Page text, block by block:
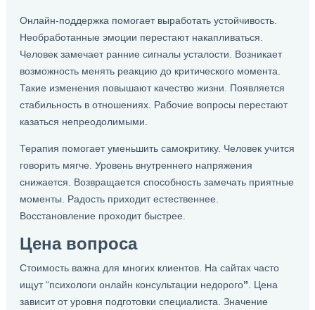
Онлайн-поддержка помогает выработать устойчивость.
Необработанные эмоции перестают накапливаться.
Человек замечает ранние сигналы усталости. Возникает
возможность менять реакцию до критического момента.
Такие изменения повышают качество жизни. Появляется
стабильность в отношениях. Рабочие вопросы перестают
казаться непреодолимыми.
Терапия помогает уменьшить самокритику. Человек учится
говорить мягче. Уровень внутреннего напряжения
снижается. Возвращается способность замечать приятные
моменты. Радость приходит естественнее.
Восстановление проходит быстрее.
Цена вопроса
Стоимость важна для многих клиентов. На сайтах часто
ищут “психологи онлайн консультации недорого” . Цена
зависит от уровня подготовки специалиста. Значение